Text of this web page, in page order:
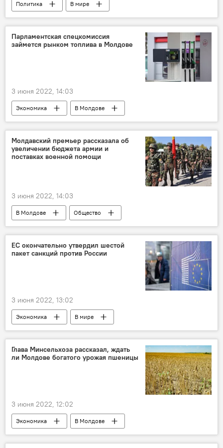
Политика В мире
Парламентская спецкомиссия
займется рынком топлива в Молдове
3 июня 2022, 14:03
Экономика В Молдове
Молдавский премьер рассказала об
увеличении бюджета армии и
поставках военной помощи
3 июня 2022, 14:03
В Молдове Общество
ЕС окончательно утвердил шестой
пакет санкций против России
3 июня 2022, 13:02
Экономика В мире
Глава Минсельхоза рассказал, ждать
ли Молдове богатого урожая пшеницы
3 июня 2022, 12:02
Экономика В Молдове